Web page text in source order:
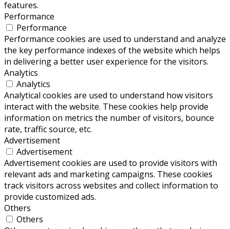
features.
Performance
Performance
Performance cookies are used to understand and analyze
the key performance indexes of the website which helps
in delivering a better user experience for the visitors.
Analytics
Analytics
Analytical cookies are used to understand how visitors
interact with the website. These cookies help provide
information on metrics the number of visitors, bounce
rate, traffic source, etc.
Advertisement
Advertisement
Advertisement cookies are used to provide visitors with
relevant ads and marketing campaigns. These cookies
track visitors across websites and collect information to
provide customized ads.
Others
Others